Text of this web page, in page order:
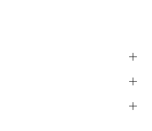
de services de toilettage